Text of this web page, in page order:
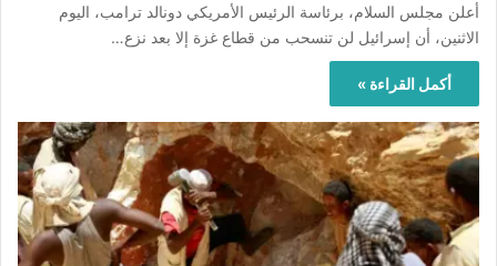
أعلن مجلس السلام، برئاسة الرئيس الأمريكي دونالد ترامب، اليوم
الاثنين، أن إسرائيل لن تنسحب من قطاع غزة إلا بعد نزع…
أكمل القراءة »